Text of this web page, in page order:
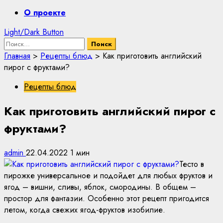
PrimaryО проекте
Light/Dark Button
Найти:
Главная > Рецепты блюд > Как приготовить английский
пирог с фруктами?
Рецепты блюд
Как приготовить английский пирог с
фруктами?
admin 22.04.2022 1 мин
Тесто в
пирожке универсальное и подойдет для любых фруктов и
ягод – вишни, сливы, яблок, смородины. В общем –
простор для фантазии. Особенно этот рецепт пригодится
летом, когда свежих ягод-фруктов изобилие.